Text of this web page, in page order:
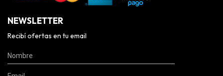
NEWSLETTER
Recibí ofertas en tu email